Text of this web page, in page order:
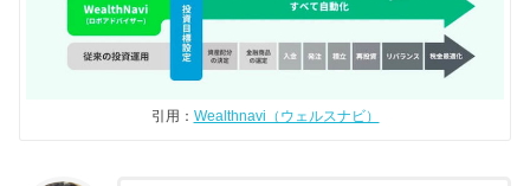
引用： Wealthnavi（ウェルスナビ）